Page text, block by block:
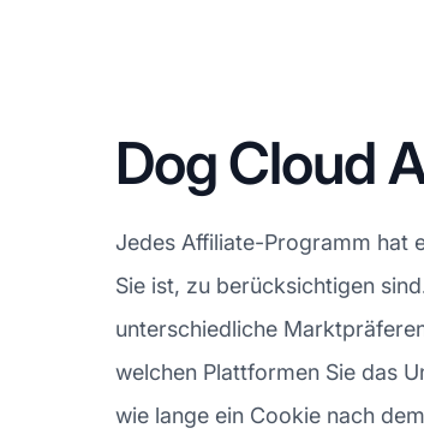
Dog Cloud
Jedes Affiliate-Programm hat
Sie ist, zu berücksichtigen
unterschiedliche
welchen Plattformen Sie das
wie lange ein Cookie nach